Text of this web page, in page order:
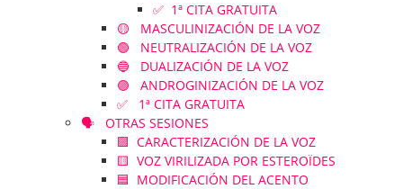
✅ 1ª CITA GRATUITA
🟡 MASCULINIZACIÓN DE LA VOZ
🟢 NEUTRALIZACIÓN DE LA VOZ
🔵 DUALIZACIÓN DE LA VOZ
🟣 ANDROGINIZACIÓN DE LA VOZ
✅ 1ª CITA GRATUITA
🗣️ OTRAS SESIONES
🟪 CARACTERIZACIÓN DE LA VOZ
🟨 VOZ VIRILIZADA POR ESTEROÏDES
🟦 MODIFICACIÓN DEL ACENTO